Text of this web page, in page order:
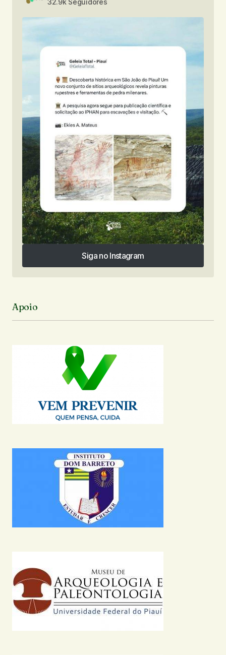
Siga no Instagram
Siga no Instagram
Apoio